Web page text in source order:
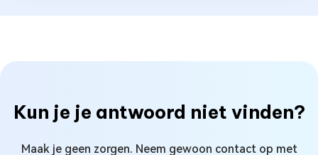
Kun je je antwoord niet vinden?
Maak je geen zorgen. Neem gewoon contact op met